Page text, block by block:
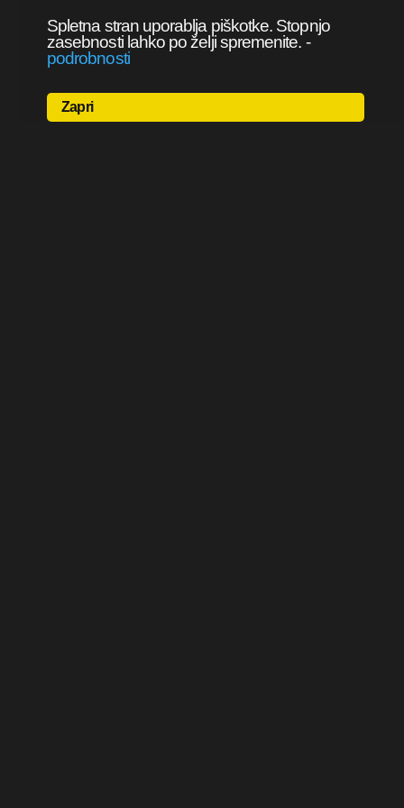
Spletna stran uporablja piškotke. Stopnjo
zasebnosti lahko po želji spremenite. -
podrobnosti
Zapri